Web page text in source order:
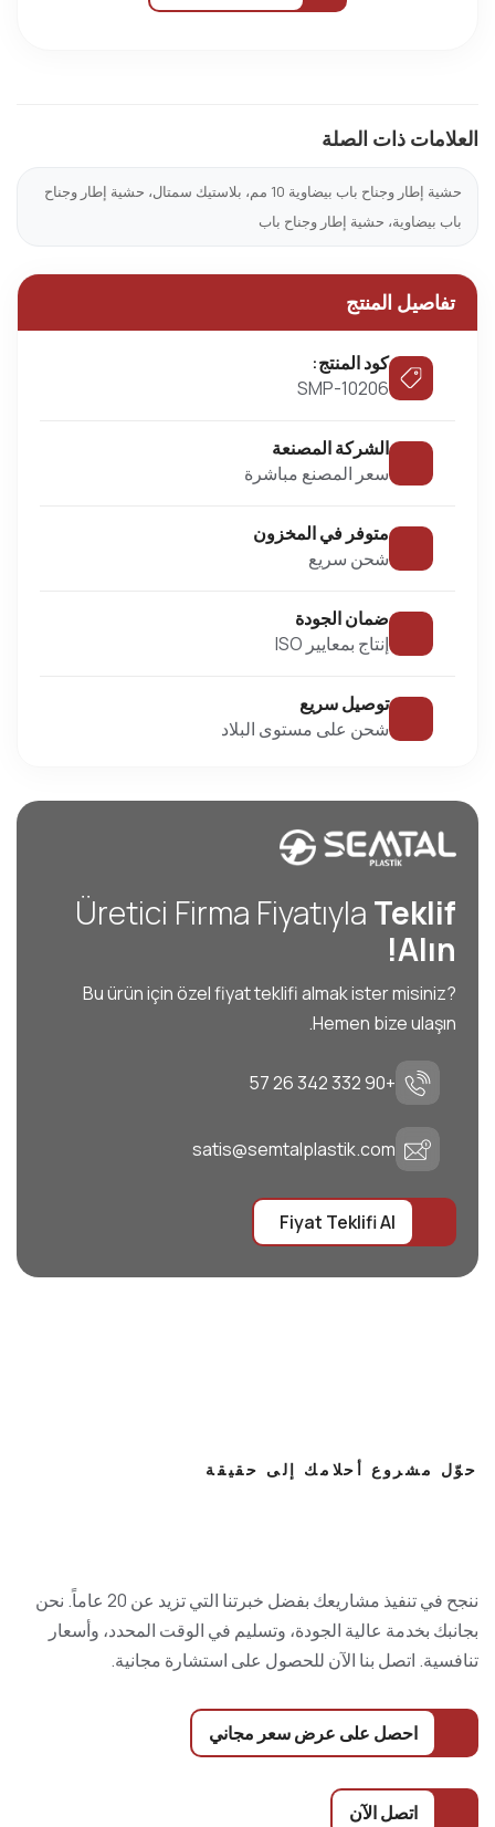
تفاصيل المنتج
كود المنتج:
SMP-10206
الشركة المصنعة
سعر المصنع مباشرة
متوفر في المخزون
شحن سريع
ضمان الجودة
إنتاج بمعايير ISO
توصيل سريع
شحن على مستوى البلاد
Üretici Firma Fiyatıyla Teklif
Alın!
Bu ürün için özel fiyat teklifi almak ister misiniz?
Hemen bize ulaşın.
+90 332 342 26 57
satis@semtalplastik.com
Fiyat Teklifi Al
العلامات ذات الصلة
حشية إطار وجناح باب بيضاوية 10 مم، بلاستيك سمتال، حشية إطار وجناح
باب بيضاوية، حشية إطار وجناح باب
حوّل مشروع أحلامك إلى حقيقة
ننجح في تنفيذ مشاريعك بفضل خبرتنا التي تزيد عن 20 عاماً. نحن
بجانبك بخدمة عالية الجودة، وتسليم في الوقت المحدد، وأسعار
تنافسية. اتصل بنا الآن للحصول على استشارة مجانية.
احصل على عرض سعر مجاني
اتصل الآن